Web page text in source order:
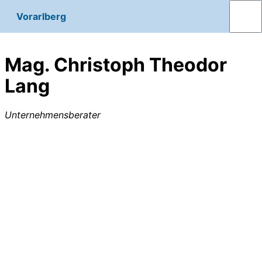
Vorarlberg
Mag. Christoph Theodor
Lang
Unternehmensberater